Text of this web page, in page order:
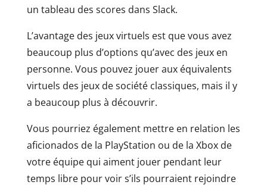
un tableau des scores dans Slack.
L’avantage des jeux virtuels est que vous avez
beaucoup plus d’options qu’avec des jeux en
personne. Vous pouvez jouer aux équivalents
virtuels des jeux de société classiques, mais il y
a beaucoup plus à découvrir.
Vous pourriez également mettre en relation les
aficionados de la PlayStation ou de la Xbox de
votre équipe qui aiment jouer pendant leur
temps libre pour voir s’ils pourraient rejoindre